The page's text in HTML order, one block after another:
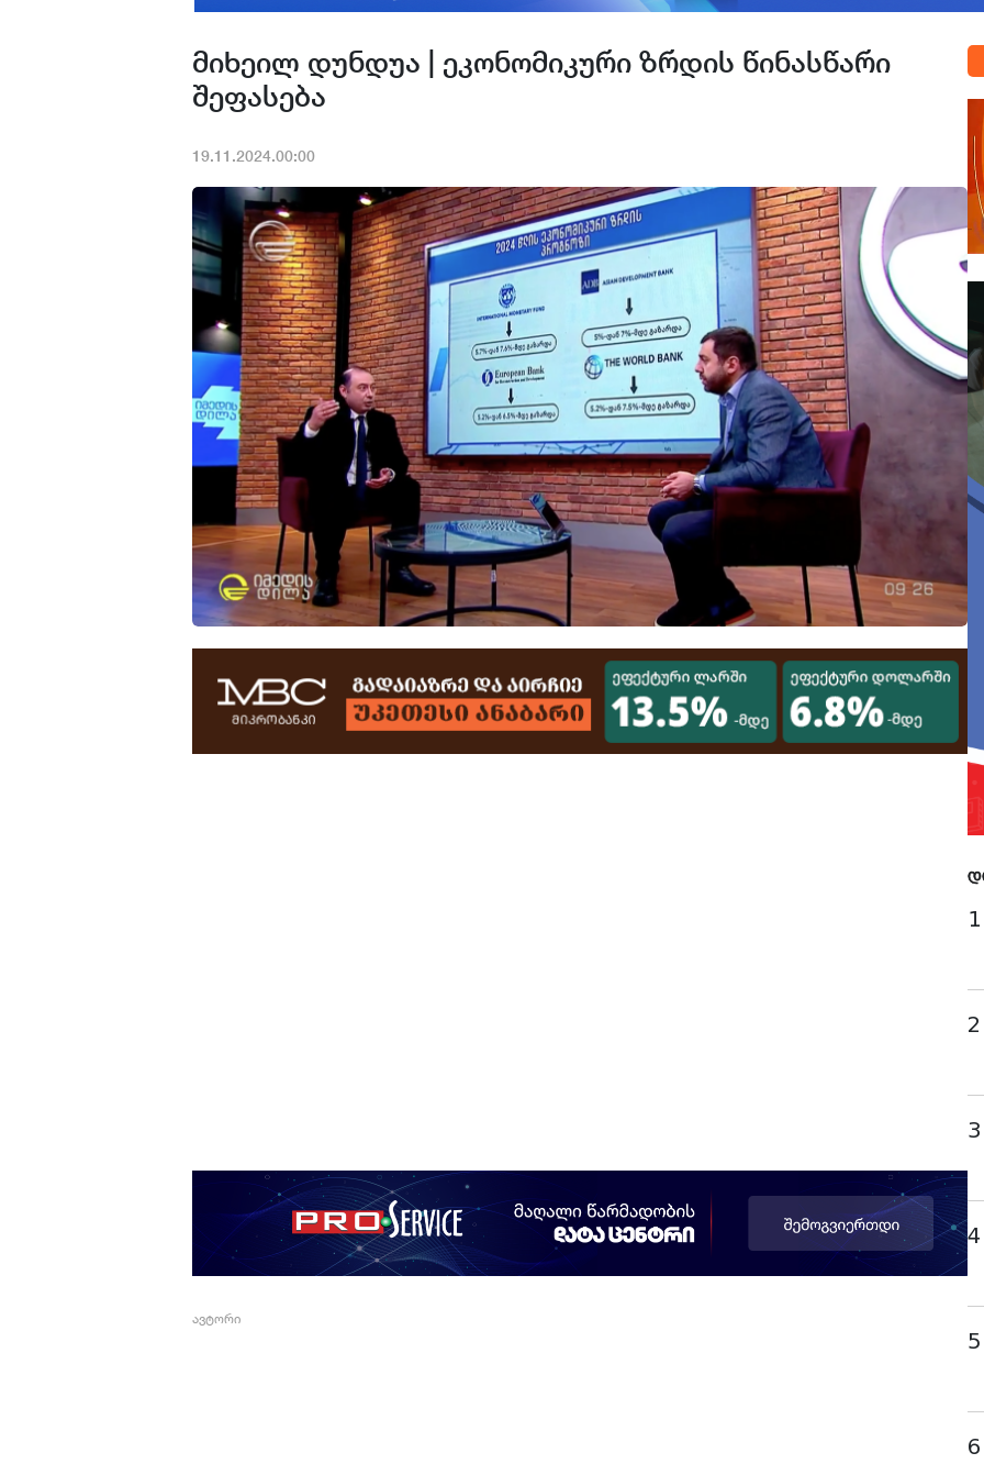
მიხეილ დუნდუა | ეკონომიკური ზრდის წინასწარი
შეფასება
19.11.2024.00:00
ავტორი
1
2
3
4
5
6